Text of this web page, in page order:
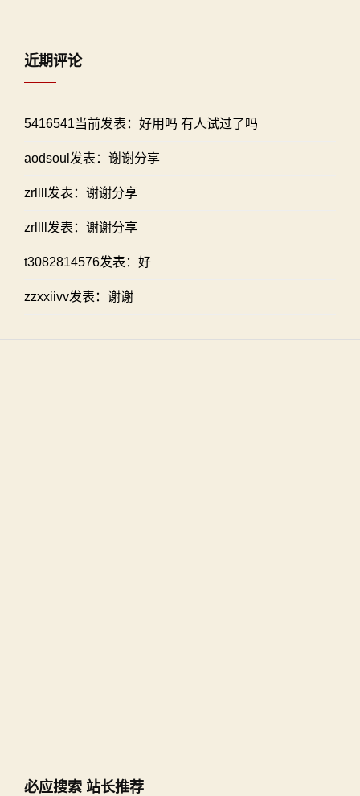
近期评论
5416541当前发表：好用吗 有人试过了吗
aodsoul发表：谢谢分享
zrllll发表：谢谢分享
zrllll发表：谢谢分享
t3082814576发表：好
zzxxiivv发表：谢谢
必应搜索 站长推荐